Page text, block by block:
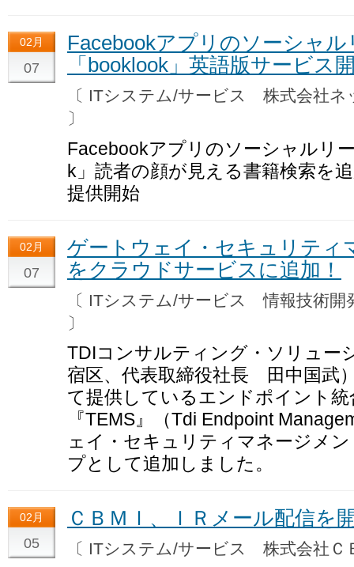
02月
07
Facebookアプリのソーシャ
「booklook」英語版サービス
〔 ITシステム/サービス 株式会社
〕
Facebookアプリのソーシャルリ
k」読者の顔が見える書籍検索を
提供開始
02月
07
ゲートウェイ・セキュリティ
をクラウドサービスに追加！
〔 ITシステム/サービス 情報技術
〕
TDIコンサルティング・ソリュー
宿区、代表取締役社長 田中国武
て提供しているエンドポイント
『TEMS』（Tdi Endpoint
ェイ・セキュリティマネージメ
プとして追加しました。
02月
05
ＣＢＭＩ、ＩＲメール配信を
〔 ITシステム/サービス 株式会社